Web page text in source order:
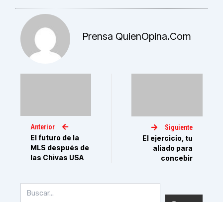
Prensa QuienOpina.com
Anterior
El futuro de la
MLS después de
las Chivas USA
Siguiente
El ejercicio, tu
aliado para
concebir
por: